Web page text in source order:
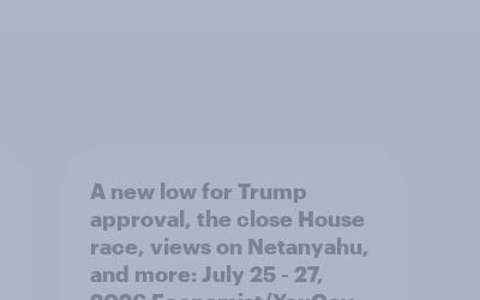
A new low for Trump
approval, the close House
race, views on Netanyahu,
and more: July 25 - 27,